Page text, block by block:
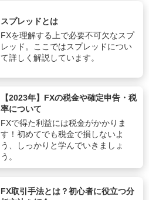
スプレッドとは
FXを理解する上で必要不可欠なスプ
レッド。ここではスプレッドについ
て詳しく解説しています。
【2023年】FXの税金や確定申告・税
率について
FXで得た利益には税金がかかりま
す！初めてでも税金で損しないよ
う、しっかりと学んでいきましょ
う。
FX取引手法とは？初心者に役立つ分